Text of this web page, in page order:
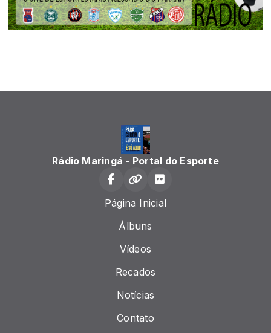
Rádio Maringá - Portal do Esporte
Página Inicial
Álbuns
Vídeos
Recados
Notícias
Contato